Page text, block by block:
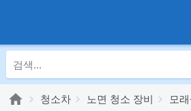
청소차 노면 청소 장비 모